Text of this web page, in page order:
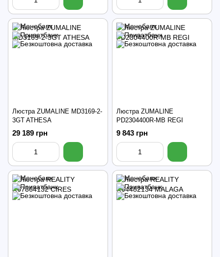
Люстра ZUMALINE MD3169-2-
3GT ATHESA
29 189 грн
Люстра ZUMALINE
PD2304400R-MB REGI
9 843 грн